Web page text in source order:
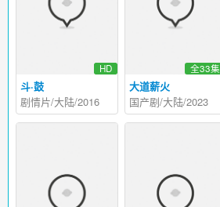
斗·鼓
HD
剧情片/大陆/2016
大道薪火
全33集
国产剧/大陆/2023